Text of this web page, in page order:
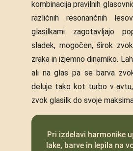
kombinacija pravilnih
različnih resonančnih
glasilkami zagotavljajo
sladek, mogočen, širok
zraka in izjemno dinamiko.
ali na glas pa se barva
deluje tako kot turbo v
zvok glasilk do svoje
Pri izdelavi harmonike
lake, barve in lepila na